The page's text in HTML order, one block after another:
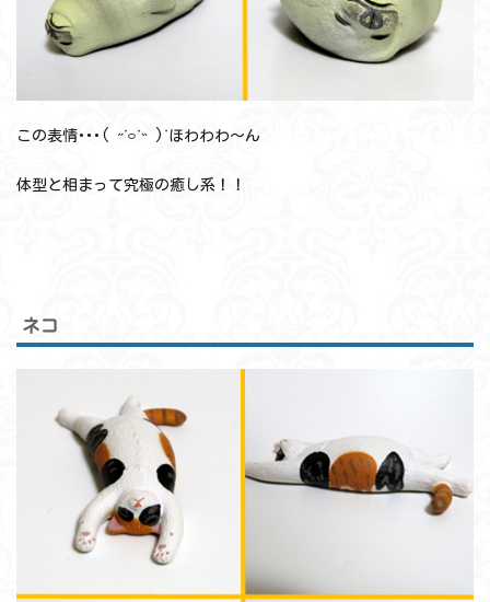
この表情･･･( ˶ ˙࿁˙˵ )ᐝほわわわ～ん
体型と相まって究極の癒し系！！
ネコ